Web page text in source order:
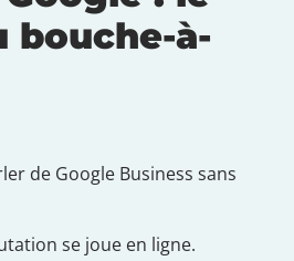
bouche-à-
de Google Business sans
se joue en ligne.